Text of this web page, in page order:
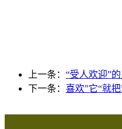
上一条： “受人欢迎”
下一条： 喜欢”它“就